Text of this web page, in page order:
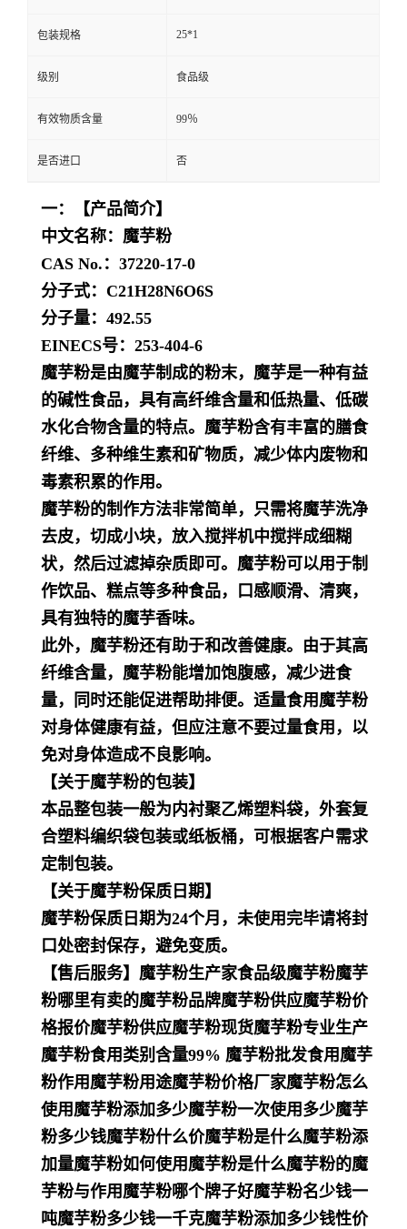
包装规格 25*1
级别 食品级
有效物质含量 99％
是否进口 否
一：【产品简介】
中文名称：魔芋粉
CAS No.：37220-17-0
分子式：C21H28N6O6S
分子量：492.55
EINECS号：253-404-6
魔芋粉是由魔芋制成的粉末，魔芋是一种有益
的碱性食品，具有高纤维含量和低热量、低碳
水化合物含量的特点。魔芋粉含有丰富的膳食
纤维、多种维生素和矿物质，减少体内废物和
毒素积累的作用。
魔芋粉的制作方法非常简单，只需将魔芋洗净
去皮，切成小块，放入搅拌机中搅拌成细糊
状，然后过滤掉杂质即可。魔芋粉可以用于制
作饮品、糕点等多种食品，口感顺滑、清爽，
具有独特的魔芋香味。
此外，魔芋粉还有助于和改善健康。由于其高
纤维含量，魔芋粉能增加饱腹感，减少进食
量，同时还能促进帮助排便。适量食用魔芋粉
对身体健康有益，但应注意不要过量食用，以
免对身体造成不良影响。
【关于魔芋粉的包装】
本品整包装一般为内衬聚乙烯塑料袋，外套复
合塑料编织袋包装或纸板桶，可根据客户需求
定制包装。
【关于魔芋粉保质日期】
魔芋粉保质日期为24个月，未使用完毕请将封
口处密封保存，避免变质。
【售后服务】魔芋粉生产家食品级魔芋粉魔芋
粉哪里有卖的魔芋粉品牌魔芋粉供应魔芋粉价
格报价魔芋粉供应魔芋粉现货魔芋粉专业生产
魔芋粉食用类别含量99% 魔芋粉批发食用魔芋
粉作用魔芋粉用途魔芋粉价格厂家魔芋粉怎么
使用魔芋粉添加多少魔芋粉一次使用多少魔芋
粉多少钱魔芋粉什么价魔芋粉是什么魔芋粉添
加量魔芋粉如何使用魔芋粉是什么魔芋粉的魔
芋粉与作用魔芋粉哪个牌子好魔芋粉名少钱一
吨魔芋粉多少钱一千克魔芋粉添加多少钱性价